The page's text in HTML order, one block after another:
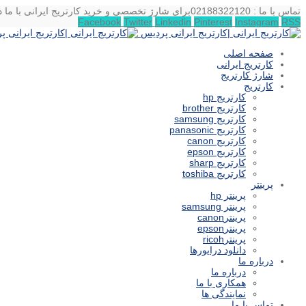
تماس با ما : 02188322120
برای شارژ تخصصی و خرید کارتریج ایرانی با ما
Facebook Twitter Linkedin Pinterest Instagram RSS
صفحه اصلی
کارتریج ایرانی
شارژ کارتریج
کارتریج
کارتریج hp
کارتریج brother
کارتریج samsung
کارتریج panasonic
کارتریج canon
کارتریج epson
کارتریج sharp
کارتریج toshiba
پرینتر
پرینتر hp
پرینتر samsung
پرینترcanon
پرینترepson
پرینترricoh
دانلود درایورها
درباره ما
درباره ما
همکاری با ما
نمایندگی ها